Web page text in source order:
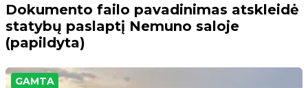
Dokumento failo pavadinimas atskleidė
statybų paslaptį Nemuno saloje
(papildyta)
GAMTA